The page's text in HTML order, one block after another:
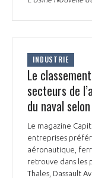
INDUSTRIE
Le
secteurs de
du naval
Le magazine
entreprises
aéronautique,
retrouve dans les
Thales, Dassault